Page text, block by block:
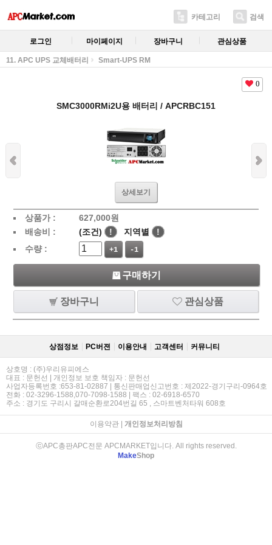
카테고리 검색
로그인 마이페이지 장바구니 관심상품
11. APC UPS 교체배터리 Smart-UPS RM
0
SMC3000RMi2U용 배터리 / APCRBC151
상세보기
상품가 : 627,000원
배송비 :
(조건) ! 지역별
!
수량 :
+1 -1
구매하기
장바구니 관심상품
상점정보 PC버젼 이용안내 고객센터 커뮤니티
상호명 : (주)우리유피에스
대표 : 문헌선 | 개인정보 보호 책임자 : 문헌선
사업자등록번호 :653-81-02887 | 통신판매업신고번호 : 제2022-경기구리-0964호
전화 : 02-3296-1588,070-7098-1588 | 팩스 : 02-6918-6570
주소 : 경기도 구리시 갈매순환로204번길 65 , 스마트벤처타워 608호
이용약관| 개인정보처리방침
ⓒAPC총판APC전문 APCMARKET입니다. All rights reserved.
MakeShop